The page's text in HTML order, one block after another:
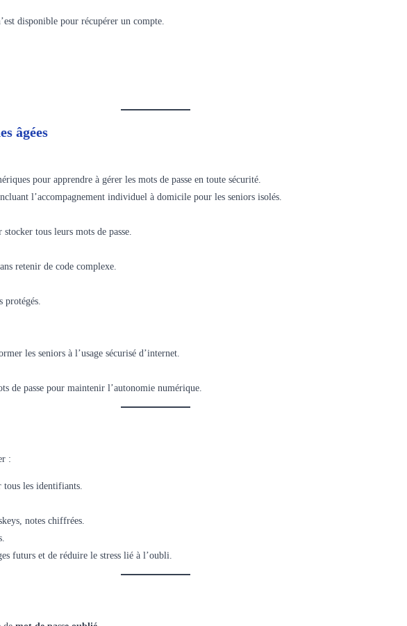
disponible pour récupérer un compte.
âgées
pour apprendre à gérer les mots de passe en toute sécurité.
l’accompagnement individuel à domicile pour les seniors isolés.
tous leurs mots de passe.
retenir de code complexe.
protégés.
les seniors à l’usage sécurisé d’internet.
de passe pour maintenir l’autonomie numérique.
:
tous les identifiants.
notes chiffrées.
futurs et de réduire le stress lié à l’oubli.